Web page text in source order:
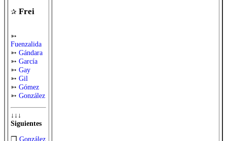
✰ Frei
➳
Fuenzalida
➳ Gándara
➳ García
➳ Gay
➳ Gil
➳ Gómez
➳ González
↓↓↓
Siguientes
❒ González